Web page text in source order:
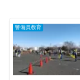
警備員教育